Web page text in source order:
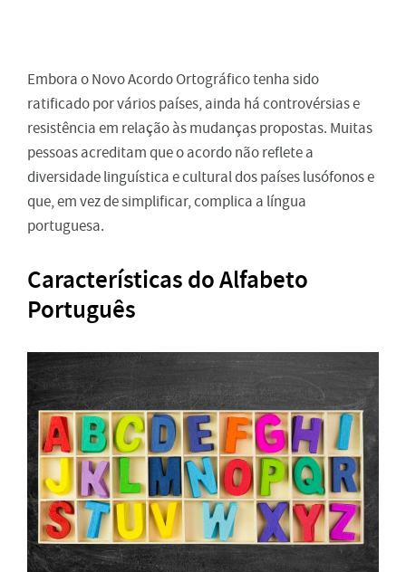
Embora o Novo Acordo Ortográfico tenha sido
ratificado por vários países, ainda há controvérsias e
resistência em relação às mudanças propostas. Muitas
pessoas acreditam que o acordo não reflete a
diversidade linguística e cultural dos países lusófonos e
que, em vez de simplificar, complica a língua
portuguesa.
Características do Alfabeto
Português